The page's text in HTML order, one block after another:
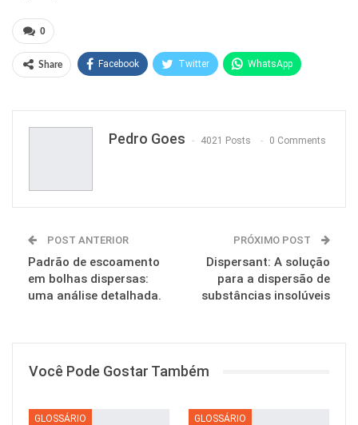
0
Share Facebook Twitter WhatsApp
Pedro Goes 4021 Posts 0 Comments
POST ANTERIOR
Padrão de escoamento
em bolhas dispersas:
uma análise detalhada.
PRÓXIMO POST
Dispersant: A solução
para a dispersão de
substâncias insolúveis
Você Pode Gostar Também
GLOSSÁRIO GLOSSÁRIO